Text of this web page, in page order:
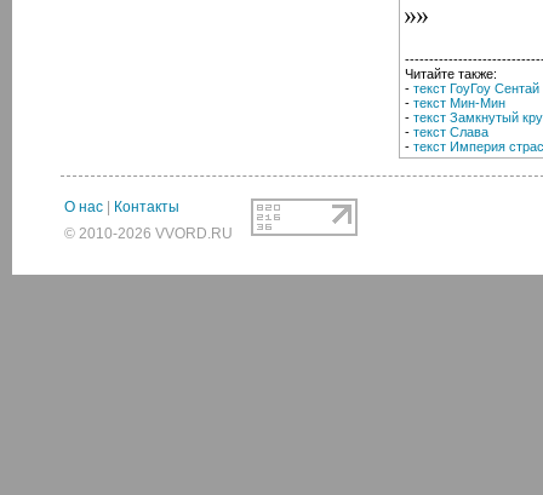
Читайте также:
- текст ГоуГоу
- текст Мин-Мин
- текст Замкнутый
- текст Слава
- текст Империя
О нас
Контакты
© 2010-2026 VVORD.RU